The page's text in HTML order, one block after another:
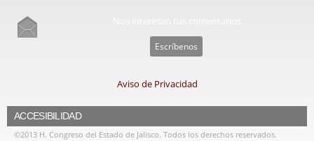
Escríbenos
Aviso de Privacidad
ACCESIBILIDAD
©2013 H. Congreso del Estado de Jalisco. Todos los derechos reservados.